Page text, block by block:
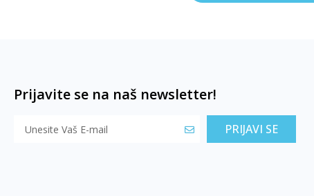
Prijavite se na naš newsletter!
PRIJAVI SE